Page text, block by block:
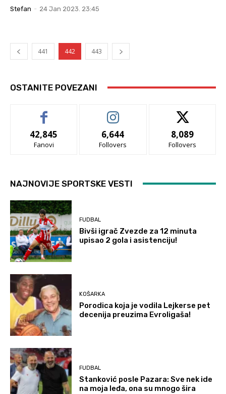
Stefan - 24 Jan 2023. 23:45
441 442 443
OSTANITE POVEZANI
42,845
Fanovi
6,644
Follovers
8,089
Follovers
NAJNOVIJE SPORTSKE VESTI
FUDBAL
Bivši igrač Zvezde za 12 minuta
upisao 2 gola i asistenciju!
KOŠARKA
Porodica koja je vodila Lejkerse pet
decenija preuzima Evroligaša!
FUDBAL
Stanković posle Pazara: Sve nek ide
na moja leđa, ona su mnogo šira